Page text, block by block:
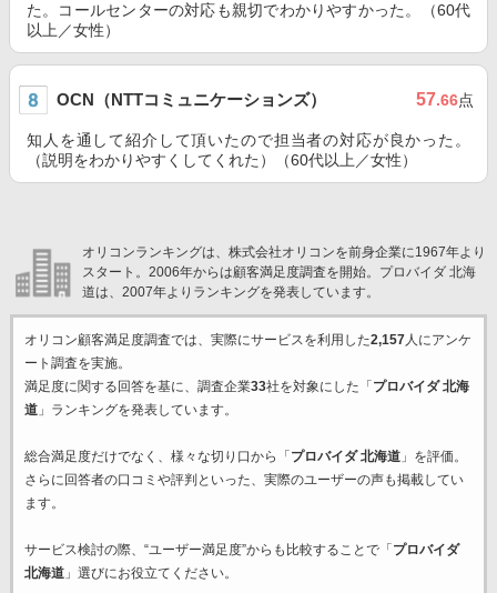
た。コールセンターの対応も親切でわかりやすかった。（60代
以上／女性）
OCN（NTTコミュニケーションズ） 57.66点
知人を通して紹介して頂いたので担当者の対応が良かった。
（説明をわかりやすくしてくれた）（60代以上／女性）
オリコンランキングは、株式会社オリコンを前身企業に1967年より
スタート。2006年からは顧客満足度調査を開始。プロバイダ 北海
道は、2007年よりランキングを発表しています。
オリコン顧客満足度調査では、実際にサービスを利用した2,157人にアンケ
ート調査を実施。
満足度に関する回答を基に、調査企業33社を対象にした「 プロバイダ 北海
道」ランキングを発表しています。
総合満足度だけでなく、様々な切り口から「 プロバイダ 北海道」を評価。
さらに回答者の口コミや評判といった、実際のユーザーの声も掲載してい
ます。
サービス検討の際、“ユーザー満足度”からも比較することで「 プロバイダ
北海道」選びにお役立てください。